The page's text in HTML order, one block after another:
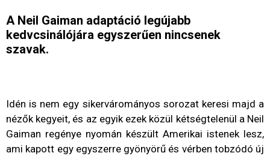
A Neil Gaiman adaptáció legújabb
kedvcsinálójára egyszerűen nincsenek
szavak.
Idén is nem egy sikervárományos sorozat keresi majd a
nézők kegyeit, és az egyik ezek közül kétségtelenül a Neil
Gaiman regénye nyomán készült Amerikai istenek lesz,
ami kapott egy egyszerre gyönyörű és vérben tobzódó új